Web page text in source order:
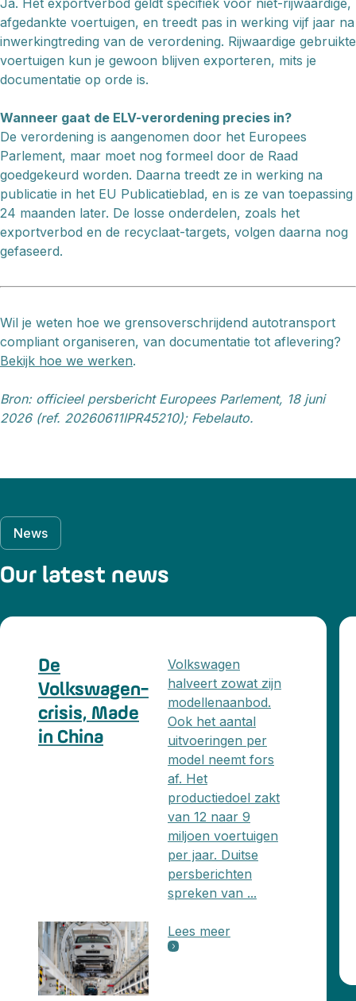
Ja. Het exportverbod geldt specifiek voor niet-rijwaardige,
afgedankte voertuigen, en treedt pas in werking vijf jaar na
inwerkingtreding van de verordening. Rijwaardige gebruikte
voertuigen kun je gewoon blijven exporteren, mits je
documentatie op orde is.
Wanneer gaat de ELV-verordening precies in?
De verordening is aangenomen door het Europees
Parlement, maar moet nog formeel door de Raad
goedgekeurd worden. Daarna treedt ze in werking na
publicatie in het EU Publicatieblad, en is ze van toepassing
24 maanden later. De losse onderdelen, zoals het
exportverbod en de recyclaat-targets, volgen daarna nog
gefaseerd.
Wil je weten hoe we grensoverschrijdend autotransport
compliant organiseren, van documentatie tot aflevering?
Bekijk hoe we werken.
Bron: officieel persbericht Europees Parlement, 18 juni
2026 (ref. 20260611IPR45210); Febelauto.
News
Our latest news
De
Volkswagen-
crisis, Made
in China
Volkswagen
halveert zowat zijn
modellenaanbod.
Ook het aantal
uitvoeringen per
model neemt fors
af. Het
productiedoel zakt
van 12 naar 9
miljoen voertuigen
per jaar. Duitse
persberichten
spreken van ...
Lees meer